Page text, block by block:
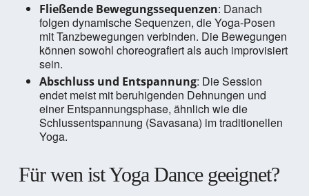
Fließende Bewegungssequenzen: Danach
folgen dynamische Sequenzen, die Yoga-Posen
mit Tanzbewegungen verbinden. Die Bewegungen
können sowohl choreografiert als auch improvisiert
sein.
Abschluss und Entspannung: Die Session
endet meist mit beruhigenden Dehnungen und
einer Entspannungsphase, ähnlich wie die
Schlussentspannung (Savasana) im traditionellen
Yoga.
Für wen ist Yoga Dance geeignet?